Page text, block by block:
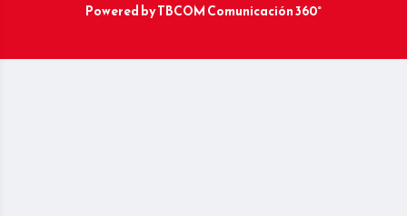
Powered byTBCOM Comunicación 360°